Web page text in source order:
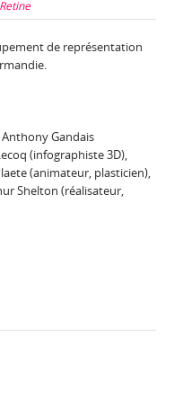
de représentation
Gandais
(infographiste 3D),
(animateur, plasticien),
Shelton (réalisateur,